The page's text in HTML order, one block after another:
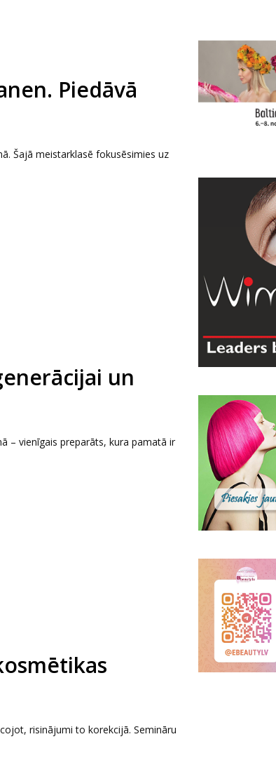
Piedāvā
Šajā meistarklasē fokusēsimies uz
un
– vienīgais preparāts, kura pamatā ir
risinājumi to korekcijā. Semināru